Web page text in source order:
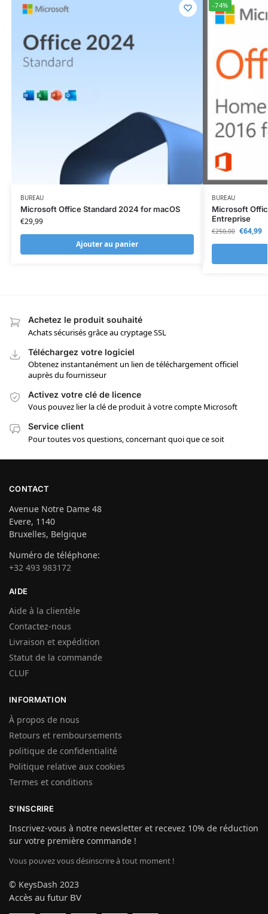
BUREAU
Microsoft Office Standard 2024 for macOS
€29,99
Ajouter au panier
-74%
BUREAU
Microsoft
Entreprise
€250,00 €64,99
Achetez le produit souhaité
Achats sécurisés grâce au cryptage SSL
Téléchargez votre logiciel
Obtenez instantanément un lien de téléchargement officiel
auprès du fournisseur
Activez votre clé de licence
Vous pouvez lier la clé de produit à votre compte Microsoft
Service client
Pour toutes vos questions, concernant quoi que ce soit
CONTACT
Avenue Notre Dame 48
Evere, 1140
Bruxelles, Belgique
Numéro de téléphone:
+32 493 983172
AIDE
Aide à la clientèle
Contactez-nous
Livraison et expédition
Statut de la commande
CLUF
INFORMATION
À propos de nous
Retours et remboursements
politique de confidentialité
Politique relative aux cookies
Termes et conditions
S'INSCRIRE
Inscrivez-vous à notre newsletter et recevez 10% de réduction
sur votre première commande !
Vous pouvez vous désinscrire à tout moment !
© KeysDash 2023
Accès au futur BV